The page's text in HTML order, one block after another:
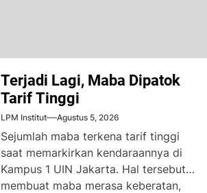
Terjadi Lagi, Maba Dipatok
Tarif Tinggi
LPM Institut Agustus 5, 2026
Sejumlah maba terkena tarif tinggi
saat memarkirkan kendaraannya di
Kampus 1 UIN Jakarta. Hal tersebut
membuat maba merasa keberatan,